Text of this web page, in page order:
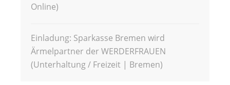
Online)
Einladung: Sparkasse Bremen wird
Ärmelpartner der WERDERFRAUEN
(Unterhaltung / Freizeit | Bremen)